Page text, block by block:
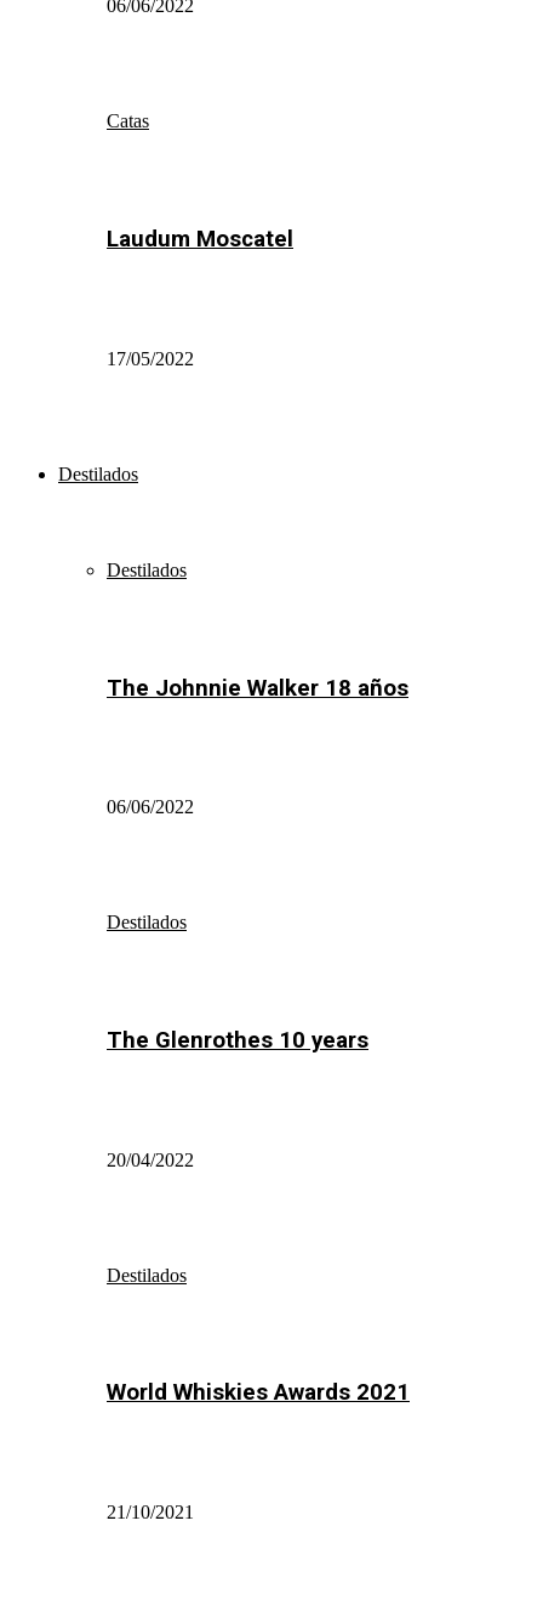
06/06/2022
Catas
Laudum Moscatel
17/05/2022
Destilados
Destilados
The Johnnie Walker 18 años
06/06/2022
Destilados
The Glenrothes 10 years
20/04/2022
Destilados
World Whiskies Awards 2021
21/10/2021